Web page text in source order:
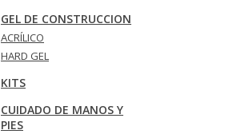
GEL DE CONSTRUCCION
ACRÍLICO
HARD GEL
KITS
CUIDADO DE MANOS Y
PIES